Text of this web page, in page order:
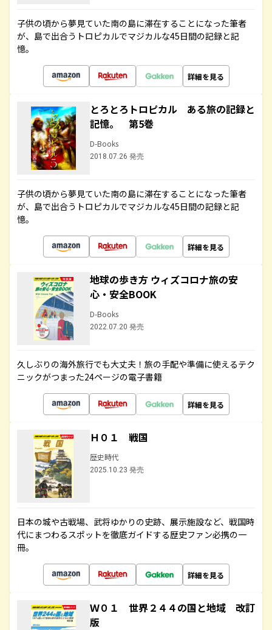
子供の頃から夢見ていた南の島に滞在することになった筆者
が、島で出合うトロピカルでマジカルな45日間の記録と記
憶。
詳細を見る
とろとろトロピカル ある旅の記録と
記憶。 第5巻
D-Books
2018.07.26 発売
子供の頃から夢見ていた南の島に滞在することになった筆者
が、島で出合うトロピカルでマジカルな45日間の記録と記
憶。
詳細を見る
地球の歩き方 ウィズコロナ旅の安
心・安全BOOK
D-Books
2022.07.20 発売
久しぶりの海外旅行でも大丈夫！旅の手配や準備に使えるテク
ニックがつまった24ページの電子書籍
詳細を見る
Ｈ０１ 戦国
歴史時代
2025.10.23 発売
日本の城や古戦場、武将ゆかりの史跡、展示施設など、戦国時
代にまつわるスポットを徹底ガイドする歴史ファン必携の一
冊。
詳細を見る
Ｗ０１ 世界２４４の国と地域 改訂
版